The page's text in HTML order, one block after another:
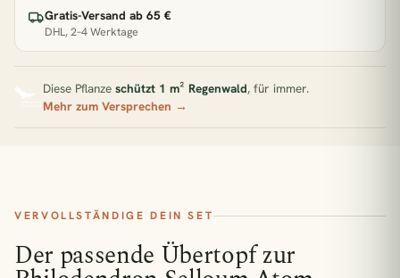
Gratis-Versand ab 65 €
DHL, 2–4 Werktage
Diese Pflanze schützt 1 m² Regenwald, für immer.
Mehr zum Versprechen →
VERVOLLSTÄNDIGE DEIN SET
Der passende Übertopf zur
Wohnzimmer Badezimmer
Küche Büro
Pflanzen für dunkle Räume
Zimmerpflanzen Südfenster
BELIEBT GERADE